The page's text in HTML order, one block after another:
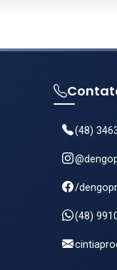
(48)
/
(48)